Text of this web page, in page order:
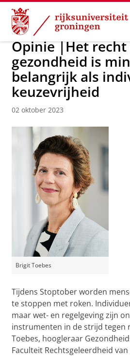
Skip
Content
Skip
Navigation
Over ons Actueel Nieuws
Opinie |Het recht
gezondheid is
belangrijk als
keuzevrijheid
02 oktober 2023
Brigit Toebes
Tijdens Stoptober worden
te stoppen met roken.
maar wet- en regelgeving zijn
instrumenten in de strijd tegen
Toebes, hoogleraar
Faculteit Rechtsgeleerdheid